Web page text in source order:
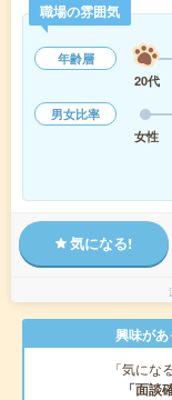
職場の雰囲気
年齢層
20代
男女比率
女性
気になる!
興味が
「気にな
「面談